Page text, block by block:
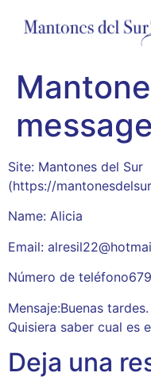
Site: Mantones del Sur
(https://
Name: Alicia
Email:
Número de
Mensaje:Buenas tardes.
Quisiera saber cual es
Deja una